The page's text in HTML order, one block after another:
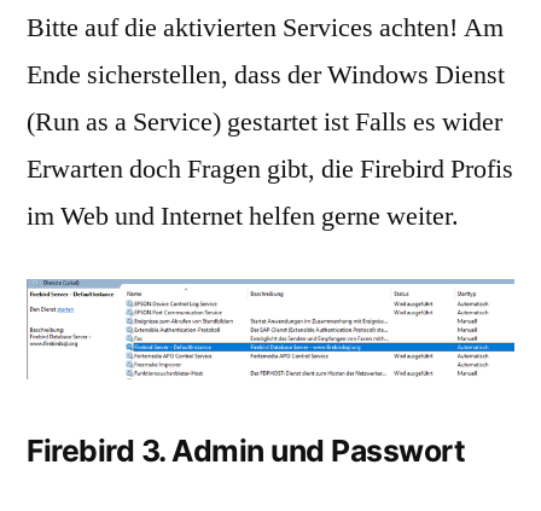
Bitte auf die aktivierten Services achten! Am
Ende sicherstellen, dass der Windows Dienst
(Run as a Service) gestartet ist Falls es wider
Erwarten doch Fragen gibt, die Firebird Profis
im Web und Internet helfen gerne weiter.
Firebird 3. Admin und Passwort